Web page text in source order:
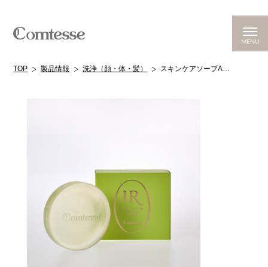
MENU
TOP 製品情報 洗浄（顔・体・髪） スキンケアソープA（透明石けんさっぱりタイプ （脂性肌・混合肌・普通肌））